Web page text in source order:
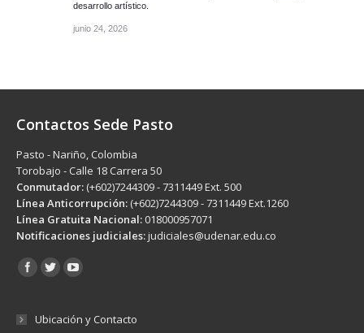
desarrollo artístico.
junio 24, 2026
Contactos Sede Pasto
Pasto - Nariño, Colombia
Torobajo - Calle 18 Carrera 50
Conmutador: (+602)7244309 - 7311449 Ext. 500
Línea Anticorrupción: (+602)7244309 - 7311449 Ext.1260
Línea Gratuita Nacional: 018000957071
Notificaciones judiciales:judiciales@udenar.edu.co
Encuéntranos en:
Ubicación y Contacto